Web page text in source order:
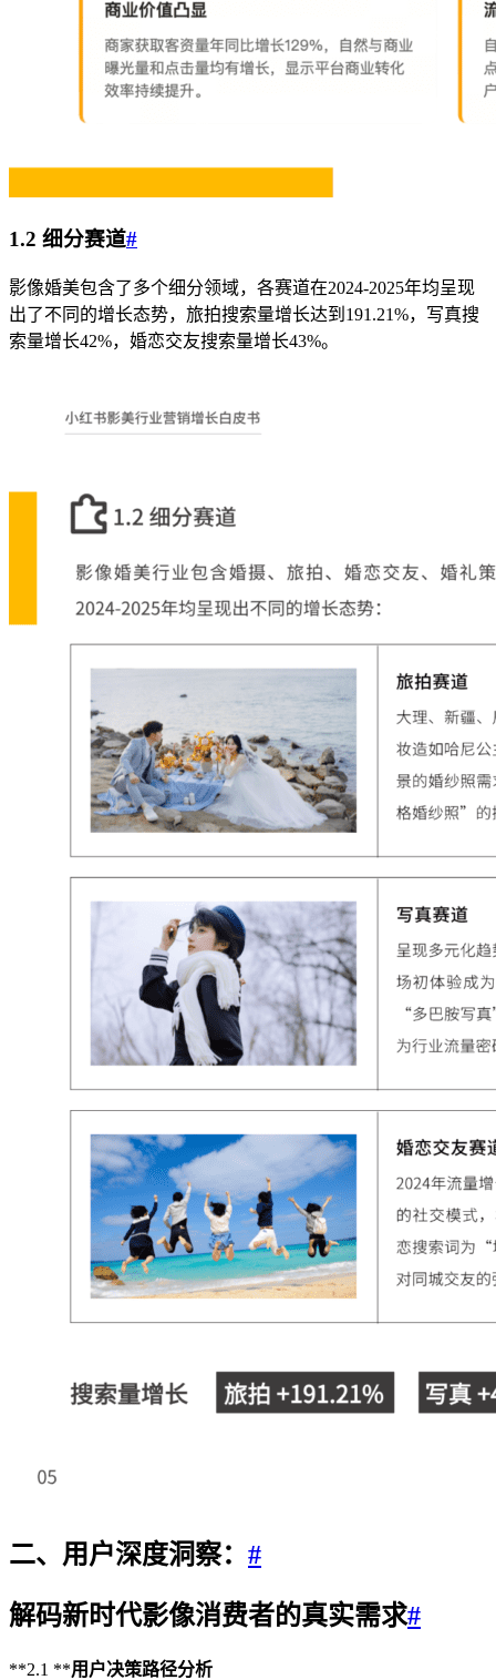
1.2 细分赛道#
影像婚美包含了多个细分领域，各赛道在2024-2025年均呈现
出了不同的增长态势，旅拍搜索量增长达到191.21%，写真搜
索量增长42%，婚恋交友搜索量增长43%。
二、用户深度洞察： #
解码新时代影像消费者的真实需求#
**2.1 **用户决策路径分析